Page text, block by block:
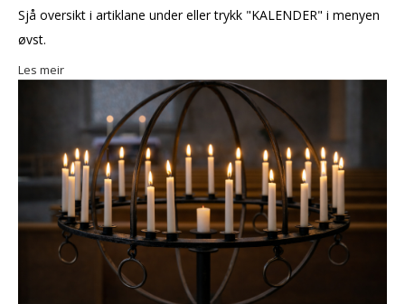
Sjå oversikt i artiklane under eller trykk "KALENDER" i menyen
øvst.
Les meir